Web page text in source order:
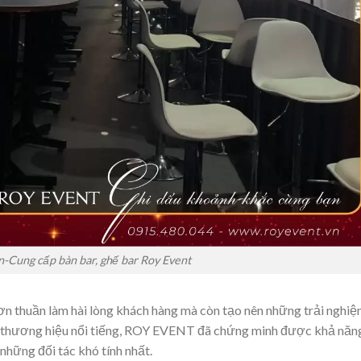
Cung cấp bàn bar, ghế bar Roy Event
thuần làm hài lòng khách hàng mà còn tạo nên những trải
hiệu nổi tiếng, ROY EVENT đã chứng minh được khả
đối tác khó tính nhất.